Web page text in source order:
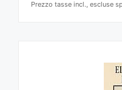
Prezzo tasse incl., escluse